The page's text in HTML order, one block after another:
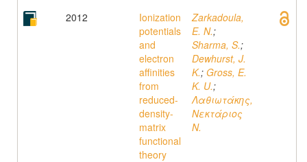
2012
Ionization
potentials
and
electron
affinities
from
reduced-
density-
matrix
functional
theory
Zarkadoula,
E. N.;
Sharma, S.;
Dewhurst, J.
K.; Gross, E.
K. U.;
Λαθιωτάκης,
Νεκτάριος
N.